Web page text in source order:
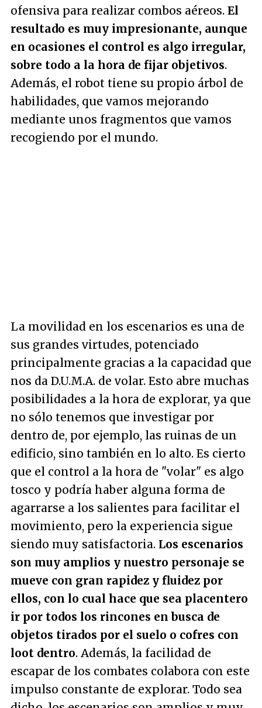
ofensiva para realizar combos aéreos. El
resultado es muy impresionante, aunque
en ocasiones el control es algo irregular,
sobre todo a la hora de fijar objetivos.
Además, el robot tiene su propio árbol de
habilidades, que vamos mejorando
mediante unos fragmentos que vamos
recogiendo por el mundo.
La movilidad en los escenarios es una de
sus grandes virtudes, potenciado
principalmente gracias a la capacidad que
nos da D.U.M.A. de volar. Esto abre muchas
posibilidades a la hora de explorar, ya que
no sólo tenemos que investigar por
dentro de, por ejemplo, las ruinas de un
edificio, sino también en lo alto. Es cierto
que el control a la hora de "volar" es algo
tosco y podría haber alguna forma de
agarrarse a los salientes para facilitar el
movimiento, pero la experiencia sigue
siendo muy satisfactoria. Los escenarios
son muy amplios y nuestro personaje se
mueve con gran rapidez y fluidez por
ellos, con lo cual hace que sea placentero
ir por todos los rincones en busca de
objetos tirados por el suelo o cofres con
loot dentro. Además, la facilidad de
escapar de los combates colabora con este
impulso constante de explorar. Todo sea